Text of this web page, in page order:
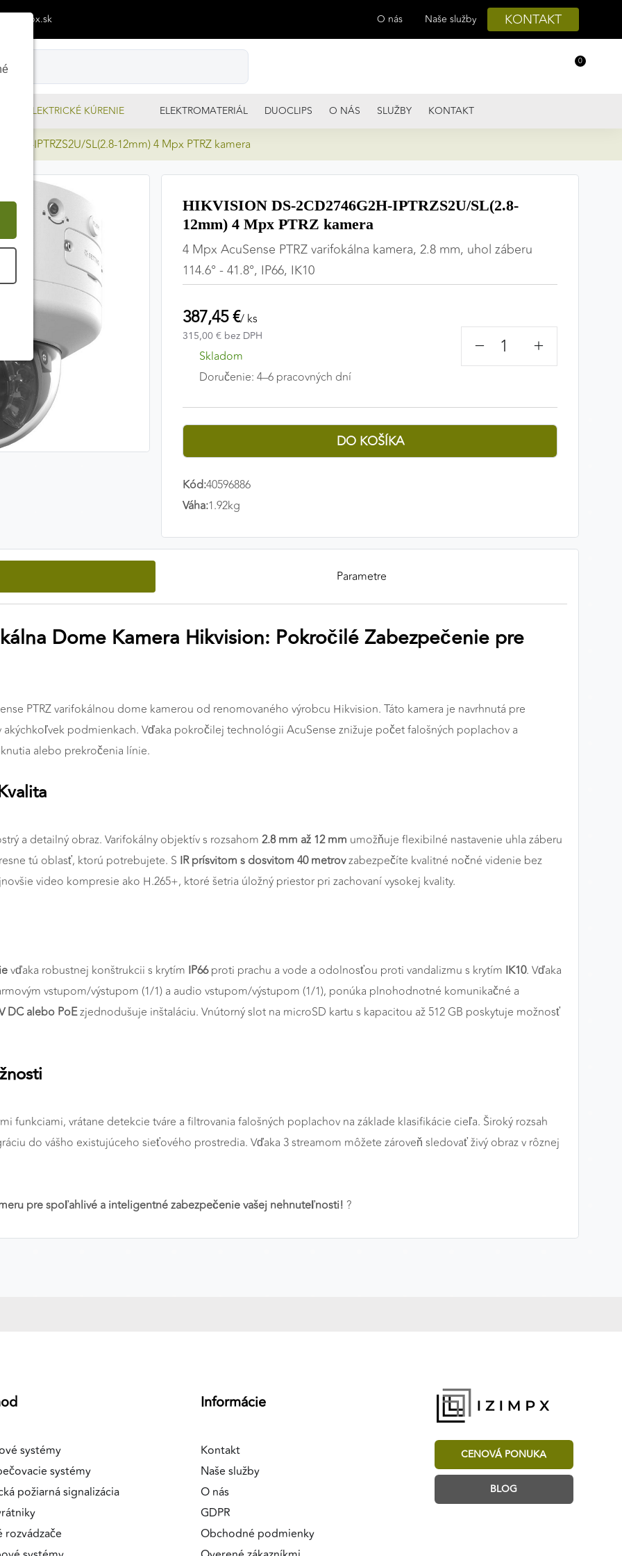
O nás Naše služby KONTAKT
0
ELEKTRICKÉ KÚRENIE ELEKTROMATERIÁL DUOCLIPS O NÁS SLUŽBY KONTAKT
IPTRZS2U/SL(2.8-12mm) 4 Mpx PTRZ kamera
HIKVISION DS-2CD2746G2H-IPTRZS2U/SL(2.8-
12mm) 4 Mpx PTRZ kamera
4 Mpx AcuSense PTRZ varifokálna kamera, 2.8 mm, uhol záberu
114.6° - 41.8°, IP66, IK10
387,45 €/ ks
315,00 € bez DPH
Skladom
Doručenie: 4–6 pracovných dní
− +
Kód:40596886
Váha:1.92kg
Parametre
Dome Kamera Hikvision: Pokročilé Zabezpečenie pre
PTRZ varifokálnou dome kamerou od renomovaného výrobcu Hikvision. Táto kamera je navrhnutá pre
podmienkach. Vďaka pokročilej technológii AcuSense znižuje počet falošných poplachov a
alebo prekročenia línie.
a detailný obraz. Varifokálny objektív s rozsahom 2.8 mm až 12 mm umožňuje flexibilné nastavenie uhla záberu
tú oblasť, ktorú potrebujete. S IR prísvitom s dosvitom 40 metrovzabezpečíte kvalitné nočné videnie bez
video kompresie ako H.265+, ktoré šetria úložný priestor pri zachovaní vysokej kvality.
vďaka robustnej konštrukcii s krytím IP66proti prachu a vode a odolnosťou proti vandalizmu s krytím IK10. Vďaka
vstupom/výstupom (1/1) a audio vstupom/výstupom (1/1), ponúka plnohodnotné komunikačné a
DC alebo PoEzjednodušuje inštaláciu. Vnútorný slot na microSD kartu s kapacitou až 512 GB poskytuje možnosť
funkciami, vrátane detekcie tváre a filtrovania falošných poplachov na základe klasifikácie cieľa. Široký rozsah
do vášho existujúceho sieťového prostredia. Vďaka 3 streamom môžete zároveň sledovať živý obraz v rôznej
pre spoľahlivé a inteligentné zabezpečenie vašej nehnuteľnosti! ?️
systémy
systémy
požiarná signalizácia
rozvádzače
Informácie
Kontakt
Naše služby
O nás
GDPR
Obchodné podmienky
CENOVÁ PONUKA
BLOG